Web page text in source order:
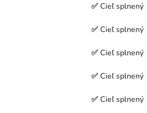
✅ Cieľ splnený
✅ Cieľ splnený
✅ Cieľ splnený
✅ Cieľ splnený
✅ Cieľ splnený